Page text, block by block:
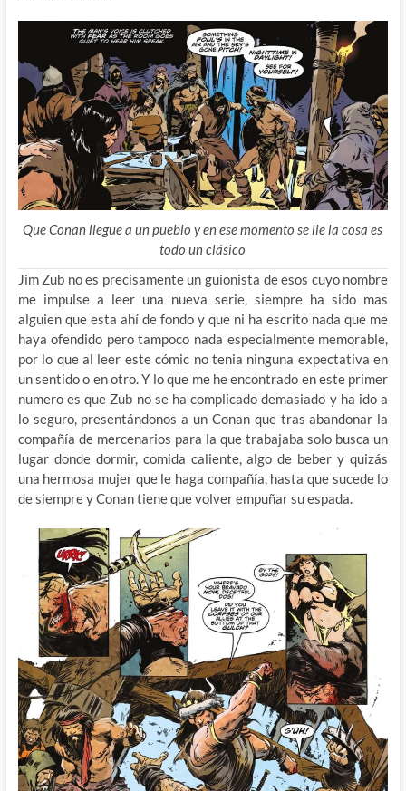
Que Conan llegue a un pueblo y en ese momento se lie la cosa es
todo un clásico
Jim Zub no es precisamente un guionista de esos cuyo nombre
me impulse a leer una nueva serie, siempre ha sido mas
alguien que esta ahí de fondo y que ni ha escrito nada que me
haya ofendido pero tampoco nada especialmente memorable,
por lo que al leer este cómic no tenia ninguna expectativa en
un sentido o en otro. Y lo que me he encontrado en este primer
numero es que Zub no se ha complicado demasiado y ha ido a
lo seguro, presentándonos a un Conan que tras abandonar la
compañía de mercenarios para la que trabajaba solo busca un
lugar donde dormir, comida caliente, algo de beber y quizás
una hermosa mujer que le haga compañía, hasta que sucede lo
de siempre y Conan tiene que volver empuñar su espada.